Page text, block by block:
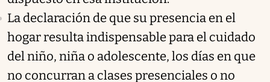
La declaración de que su presencia en el
hogar resulta indispensable para el cuidado
del niño, niña o adolescente, los días en que
no concurran a clases presenciales o no